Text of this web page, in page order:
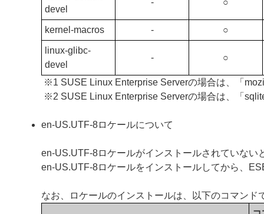
devel
‐ ○
kernel-macros ‐ ○
linux-glibc-
devel
‐ ○
※1 SUSE Linux Enterprise Serverの場合は、「
※2 SUSE Linux Enterprise Serverの場合は、「
en-US.UTF-8ロケールについて
en-US.UTF-8ロケールがインストールされていな
en-US.UTF-8ロケールをインストールしてから、
なお、ロケールのインストールは、以下のコマンド